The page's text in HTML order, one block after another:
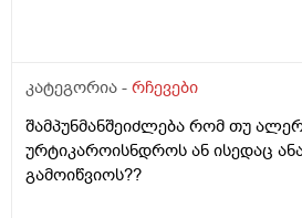
წვალებაშო..სულ ბავშობიდან
2036წელს.ვეღარ
დამატენოანებელო ვერ
მერე 4ჯერ ვისმევ პატარა პატარა
ბიბჩენის დამცავ გვირილოს
კატეგორია - რჩევები
შამპუნმანშეიძლება რომ თუ
ურტიკაროისნდროს ან ისედაც
გამოიწვიოს??